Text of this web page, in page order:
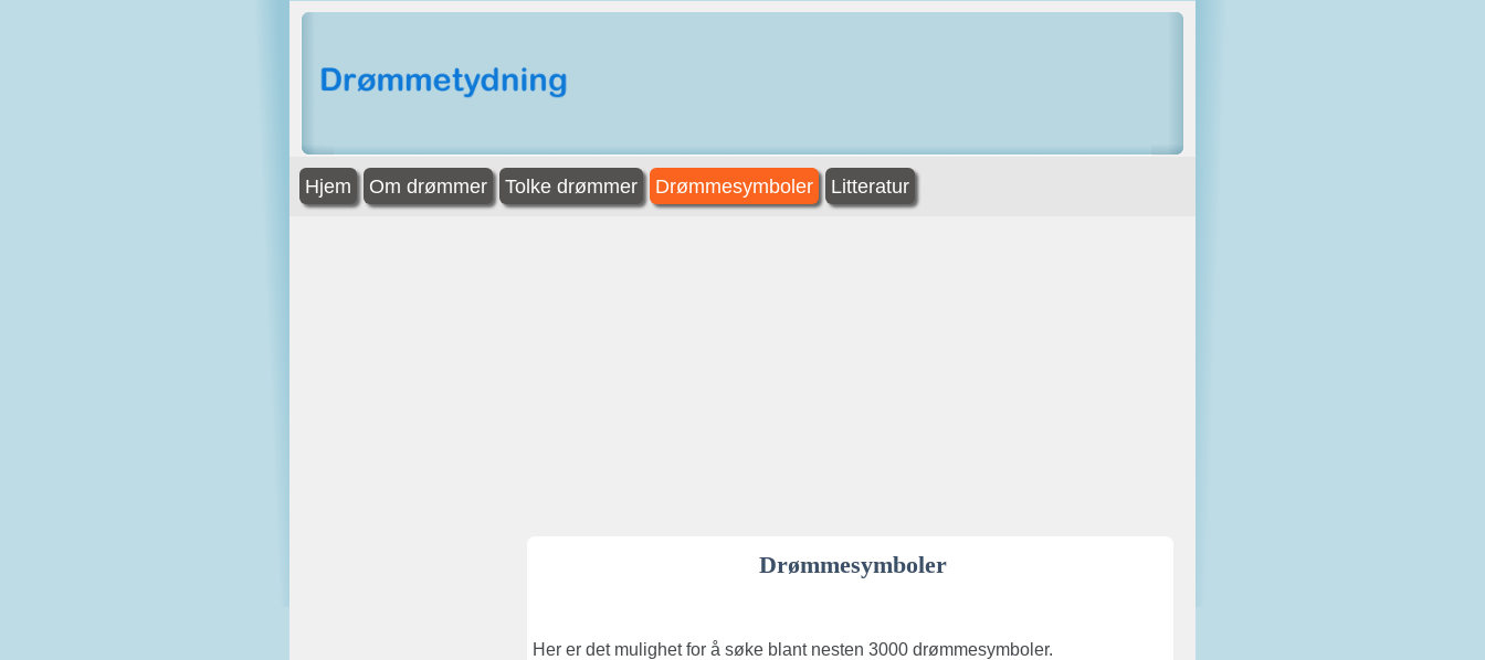
Hjem Om drømmer Tolke drømmer Drømmesymboler Litteratur
Drømmesymboler
Her er det mulighet for å søke blant nesten 3000 drømmesymboler.